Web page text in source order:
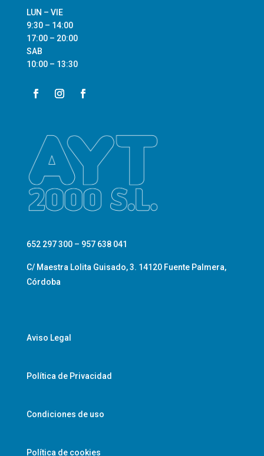
LUN – VIE
9:30 – 14:00
17:00 – 20:00
SAB
10:00 – 13:30
652 297 300 – 957 638 041
C/ Maestra Lolita Guisado, 3. 14120 Fuente Palmera,
Córdoba
Aviso Legal
Política de Privacidad
Condiciones de uso
Política de cookies